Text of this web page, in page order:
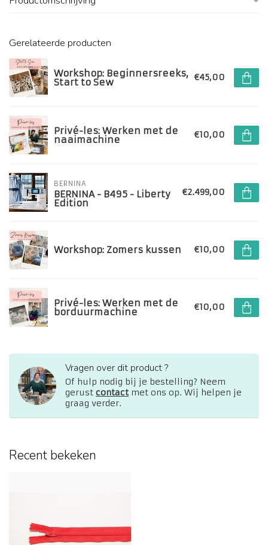
Gerelateerde producten
Workshop: Beginnersreeks,
Start to Sew €45,00
Privé-les: Werken met de
naaimachine €10,00
BERNINA
BERNINA - B495 - Liberty
Edition
€2.499,00
Workshop: Zomers kussen €10,00
Privé-les: Werken met de
borduurmachine €10,00
Vragen over dit product ?
Of hulp nodig bij je bestelling? Neem
gerust contactmet ons op. Wij helpen je
graag verder.
Recent bekeken